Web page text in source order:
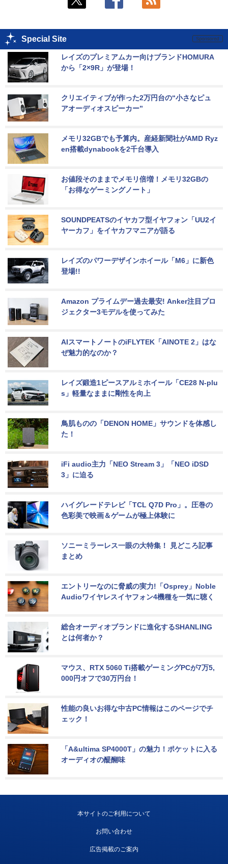
Special Site
レイズのプレミアムカー向けブランドHOMURA
から「2×9R」が登場！
クリエイティブが作った2万円台の“小さなピュ
アオーディオスピーカー”
メモリ32GBでも予算内。産経新聞社がAMD Ryz
en搭載dynabookを2千台導入
お値段そのままでメモリ倍増！メモリ32GBの
「お得なゲーミングノート」
SOUNDPEATSのイヤカフ型イヤフォン「UU2イ
ヤーカフ」をイヤカフマニアが語る
レイズのパワーデザインホイール「M6」に新色
登場!!
Amazon プライムデー過去最安! Anker注目プロ
ジェクター3モデルを使ってみた
AIスマートノートのiFLYTEK「AINOTE 2」はな
ぜ魅力的なのか？
レイズ鍛造1ピースアルミホイール「CE28 N-plu
s」軽量なままに剛性を向上
鳥肌ものの「DENON HOME」サウンドを体感し
た！
iFi audio主力「NEO Stream 3」「NEO iDSD
3」に迫る
ハイグレードテレビ「TCL Q7D Pro」。圧巻の
色彩美で映画＆ゲームが極上体験に
ソニーミラーレス一眼の大特集！ 見どころ記事
まとめ
エントリーなのに脅威の実力!「Osprey」Noble
Audioワイヤレスイヤフォン4機種を一気に聴く
総合オーディオブランドに進化するSHANLING
とは何者か？
マウス、RTX 5060 Ti搭載ゲーミングPCが7万5,
000円オフで30万円台！
性能の良いお得な中古PC情報はこのページでチ
ェック！
「A&ultima SP4000T」の魅力！ポケットに入る
オーディオの醍醐味
本サイトのご利用について
お問い合わせ
広告掲載のご案内